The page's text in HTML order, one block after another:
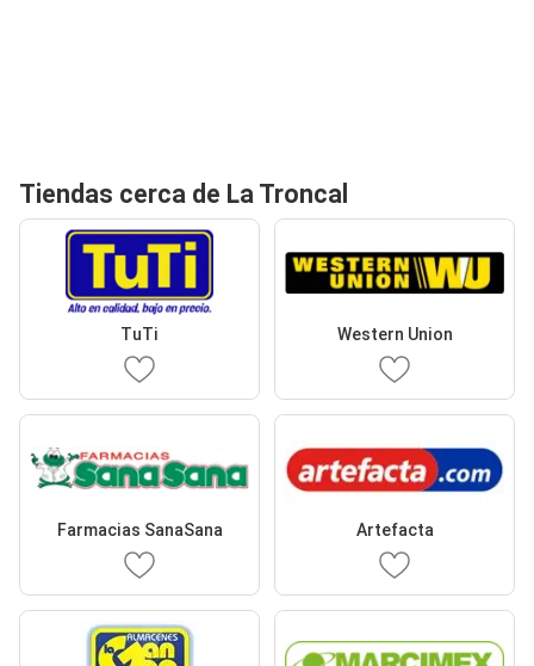
Tiendas cerca de La Troncal
TuTi Western Union
Farmacias SanaSana Artefacta